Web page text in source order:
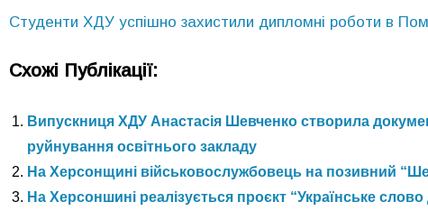
Студенти ХДУ успішно захистили дипломні роботи в
Схожі Публікації:
Випускниця ХДУ Анастасія Шевченко створила
руйнування освітнього закладу
На Херсонщині військовослужбовець на позивний
На Херсоншині реалізується проєкт “Українське